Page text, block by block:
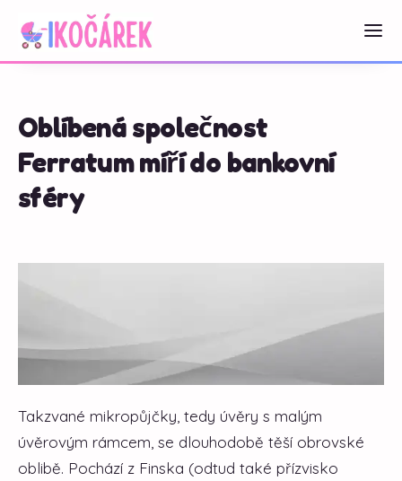
Oblíbená společnost
Ferratum míří do bankovní
sféry
Takzvané mikropůjčky, tedy úvěry s malým
úvěrovým rámcem, se dlouhodobě těší obrovské
oblibě. Pochází z Finska (odtud také přízvisko